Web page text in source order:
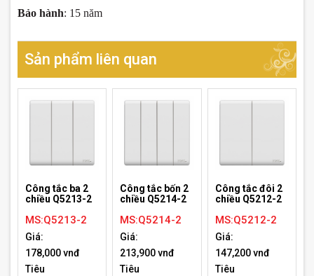
Bảo hành: 15 năm
Sản phẩm liên quan
Công tắc ba 2
chiều Q5213-2
MS:Q5213-2
Giá:
178,000 vnđ
Tiêu
Công tắc bốn 2
chiều Q5214-2
MS:Q5214-2
Giá:
213,900 vnđ
Tiêu
Công tắc đôi 2
chiều Q5212-2
MS:Q5212-2
Giá:
147,200 vnđ
Tiêu